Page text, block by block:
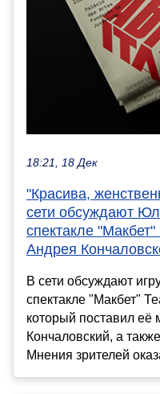
18:21, 18 Дек
"Красива,
сети обсуждают
спектакле
Андрея
В сети обсуждают
спектакле "Макбет"
который поставил её
Кончаловский, а
Мнения зрителей